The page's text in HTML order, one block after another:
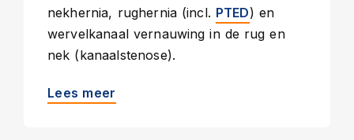
nekhernia, rughernia (incl. PTED) en
wervelkanaal vernauwing in de rug en
nek (kanaalstenose).
Lees meer